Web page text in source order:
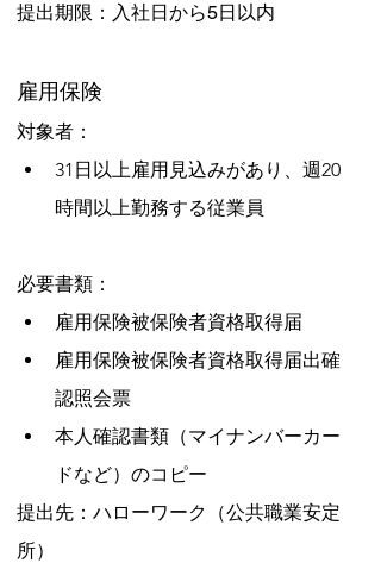
提出期限：入社日から5日以内
雇用保険
対象者：
31日以上雇用見込みがあり、週20
時間以上勤務する従業員
必要書類：
雇用保険被保険者資格取得届
雇用保険被保険者資格取得届出確
認照会票
本人確認書類（マイナンバーカー
ドなど）のコピー
提出先：ハローワーク（公共職業安定
所）